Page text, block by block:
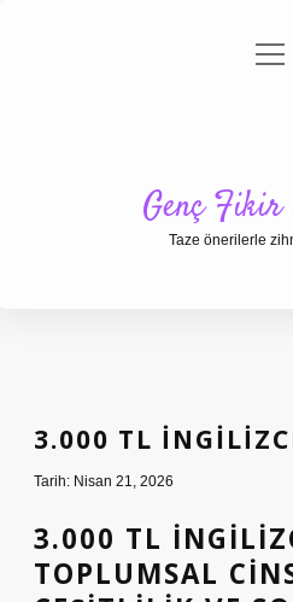
Gizlilik
Genç Fikir
Taze önerilerle
3.000 TL
Tarih: Nisan 21, 2026
3.000 TL
TOPLUMSAL